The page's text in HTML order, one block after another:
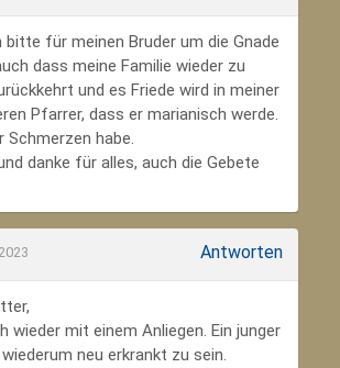
bitte für meinen Bruder um die Gnade
dass meine Familie wieder zu
und es Friede wird in meiner
Pfarrer, dass er marianisch werde.
Schmerzen habe.
danke für alles, auch die Gebete
Antworten
wieder mit einem Anliegen. Ein junger
neu erkrankt zu sein.